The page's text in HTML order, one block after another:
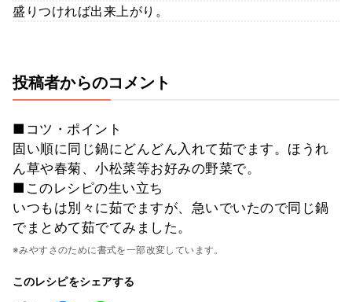
盛りつければ出来上がり。
投稿者からのコメント
■コツ・ポイント
固い順に同じ鍋にどんどん入れて茹でます。ほうれ
ん草や春菊、小松菜等お好みの野菜で。
■このレシピの生い立ち
いつもは別々に茹でますが、急いでいたので同じ鍋
でまとめて茹でてみました。
※みやすさのために書式を一部改変しています。
このレシピをシェアする